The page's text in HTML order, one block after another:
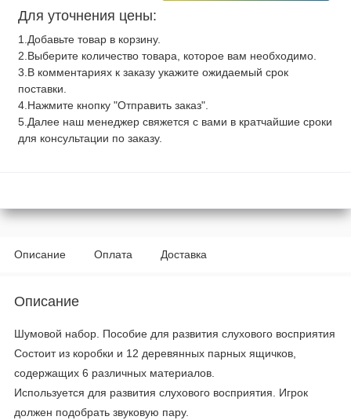
Для уточнения цены:
1.Добавьте товар в корзину.
2.Выберите количество товара, которое вам необходимо.
3.В комментариях к заказу укажите ожидаемый срок
поставки.
4.Нажмите кнопку "Отправить заказ".
5.Далее наш менеджер свяжется с вами в кратчайшие сроки
для консультации по заказу.
Описание Оплата Доставка
Описание
Шумовой набор. Пособие для развития слухового восприятия
Состоит из коробки и 12 деревянных парных ящичков,
содержащих 6 различных материалов.
Используется для развития слухового восприятия. Игрок
должен подобрать звуковую пару.